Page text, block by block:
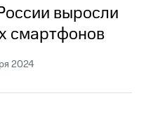
выросли
смартфонов
2024